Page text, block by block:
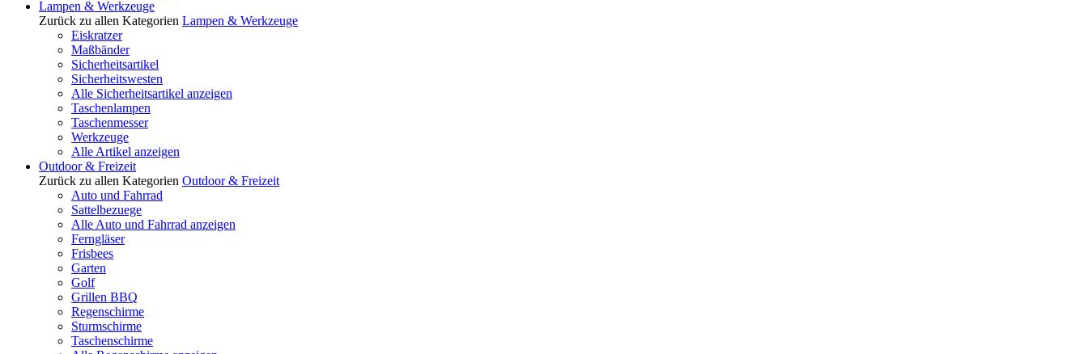
Lampen & Werkzeuge
Zurück zu allen Kategorien Lampen & Werkzeuge
Eiskratzer
Maßbänder
Sicherheitsartikel
Sicherheitswesten
Alle Sicherheitsartikel anzeigen
Taschenlampen
Taschenmesser
Werkzeuge
Alle Artikel anzeigen
Outdoor & Freizeit
Zurück zu allen Kategorien Outdoor & Freizeit
Auto und Fahrrad
Sattelbezuege
Alle Auto und Fahrrad anzeigen
Ferngläser
Frisbees
Garten
Golf
Grillen BBQ
Regenschirme
Sturmschirme
Taschenschirme